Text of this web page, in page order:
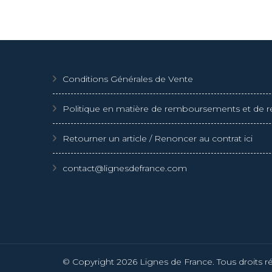
options
peuvent
être
la
être
Conditions Générales de Vente
Politique en matière de remboursements et de
Retourner un article / Renoncer au contrat ici
contact@lignesdefrance.com
© Copyright 2026 Lignes de France. Tous droits